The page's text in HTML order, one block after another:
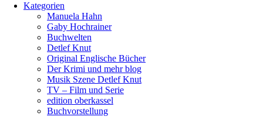
Kategorien
Manuela Hahn
Gaby Hochrainer
Buchwelten
Detlef Knut
Original Englische Bücher
Der Krimi und mehr blog
Musik Szene Detlef Knut
TV – Film und Serie
edition oberkassel
Buchvorstellung